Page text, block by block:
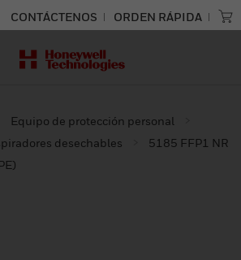
CONTÁCTENOS ORDEN RÁPIDA
Equipo de protección personal
desechables
5185 FFP1 NR